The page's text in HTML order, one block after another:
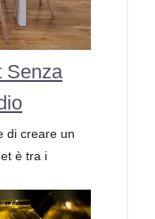
Senza
di creare un
è tra i